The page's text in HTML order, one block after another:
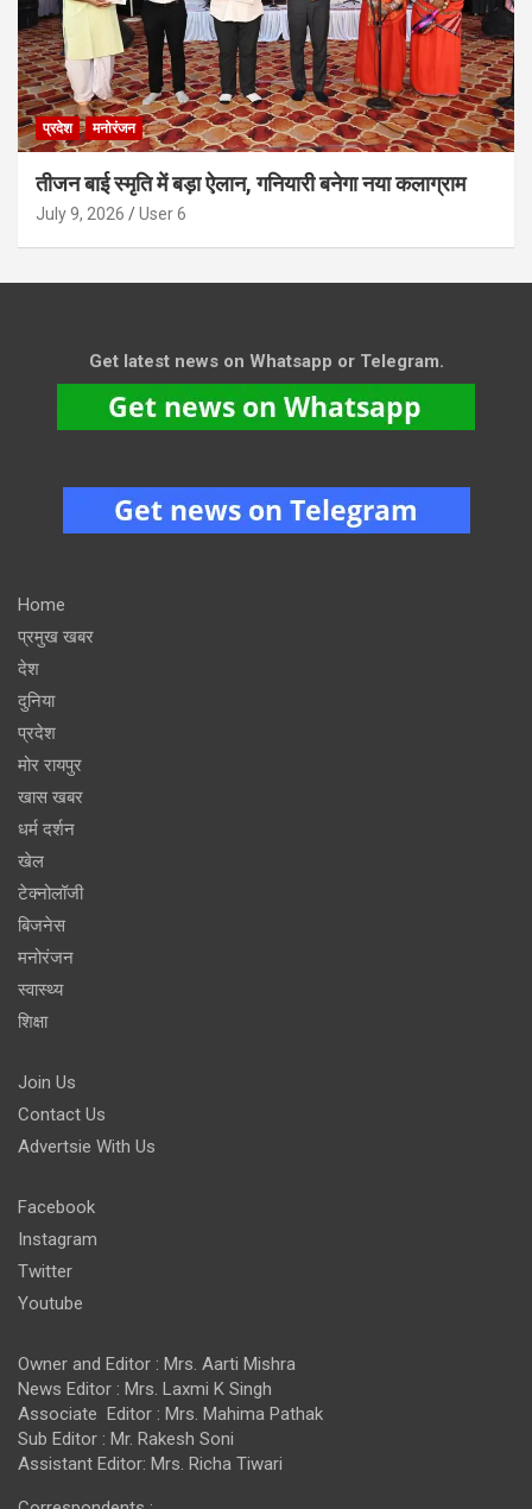
प्रदेश मनोरंजन
तीजन बाई स्मृति में बड़ा ऐलान, गनियारी बनेगा नया कलाग्राम
July 9, 2026 User 6
Get latest news on Whatsapp or Telegram.
Home
प्रमुख खबर
देश
दुनिया
प्रदेश
मोर रायपुर
खास खबर
धर्म दर्शन
खेल
टेक्नोलॉजी
बिजनेस
मनोरंजन
स्वास्थ्य
शिक्षा
Join Us
Contact Us
Advertsie With Us
Facebook
Instagram
Twitter
Youtube
Owner and Editor : Mrs. Aarti Mishra
News Editor : Mrs. Laxmi K Singh
Associate Editor : Mrs. Mahima Pathak
Sub Editor : Mr. Rakesh Soni
Assistant Editor: Mrs. Richa Tiwari